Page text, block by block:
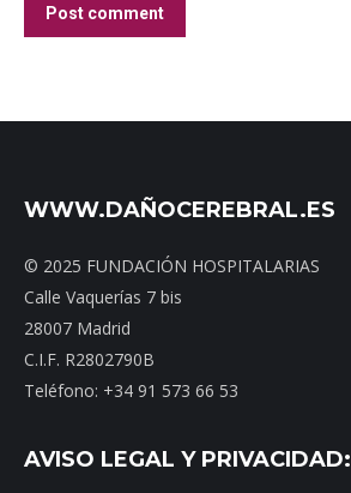
Post comment
WWW.DAÑOCEREBRAL.ES
© 2025 FUNDACIÓN HOSPITALARIAS
Calle Vaquerías 7 bis
28007 Madrid
C.I.F. R2802790B
Teléfono: +34 91 573 66 53
AVISO LEGAL Y PRIVACIDAD: